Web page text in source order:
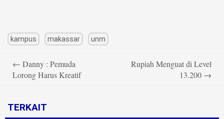
kampus makassar unm
navigation
← Danny : Pemuda
Lorong Harus Kreatif
Rupiah Menguat di Level
13.200 →
TERKAIT